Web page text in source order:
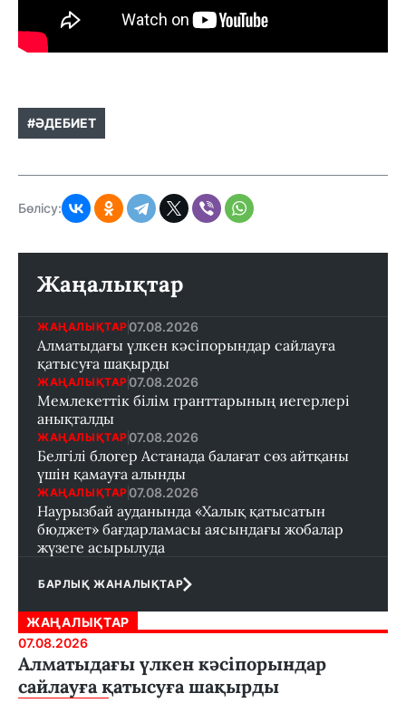
#ӘДЕБИЕТ
Бөлісу:
Жаңалықтар
ЖАҢАЛЫҚТАР 07.08.2026
Алматыдағы үлкен кәсіпорындар сайлауға
қатысуға шақырды
ЖАҢАЛЫҚТАР 07.08.2026
Мемлекеттік білім гранттарының иегерлері
анықталды
ЖАҢАЛЫҚТАР 07.08.2026
Белгілі блогер Астанада балағат сөз айтқаны
үшін қамауға алынды
ЖАҢАЛЫҚТАР 07.08.2026
Наурызбай ауданында «Халық қатысатын
бюджет» бағдарламасы аясындағы жобалар
жүзеге асырылуда
БАРЛЫҚ ЖАНАЛЫҚТАР
ЖАҢАЛЫҚТАР
07.08.2026
Алматыдағы үлкен кәсіпорындар
сайлауға қатысуға шақырды